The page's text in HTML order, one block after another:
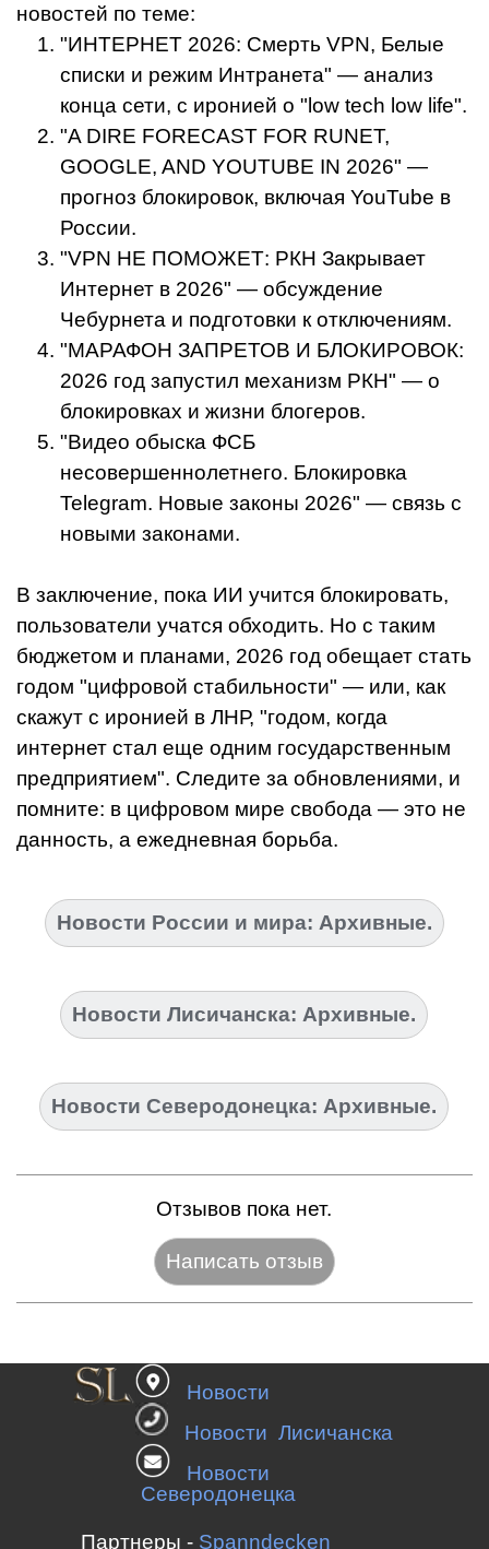
новостей по теме:
"ИНТЕРНЕТ 2026: Смерть VPN, Белые
списки и режим Интранета" — анализ
конца сети, с иронией о "low tech low life".
"A DIRE FORECAST FOR RUNET,
GOOGLE, AND YOUTUBE IN 2026" —
прогноз блокировок, включая YouTube в
России.
"VPN НЕ ПОМОЖЕТ: РКН Закрывает
Интернет в 2026" — обсуждение
Чебурнета и подготовки к отключениям.
"МАРАФОН ЗАПРЕТОВ И БЛОКИРОВОК:
2026 год запустил механизм РКН" — о
блокировках и жизни блогеров.
"Видео обыска ФСБ
несовершеннолетнего. Блокировка
Telegram. Новые законы 2026" — связь с
новыми законами.
В заключение, пока ИИ учится блокировать,
пользователи учатся обходить. Но с таким
бюджетом и планами, 2026 год обещает стать
годом "цифровой стабильности" — или, как
скажут с иронией в ЛНР, "годом, когда
интернет стал еще одним государственным
предприятием". Следите за обновлениями, и
помните: в цифровом мире свобода — это не
данность, а ежедневная борьба.
Новости России и мира: Архивные.
Новости Лисичанска: Архивные.
Новости Северодонецка: Архивные.
Отзывов пока нет.
Новости
Новости Лисичанска
Новости
Северодонецка
Партнеры - Spanndecken